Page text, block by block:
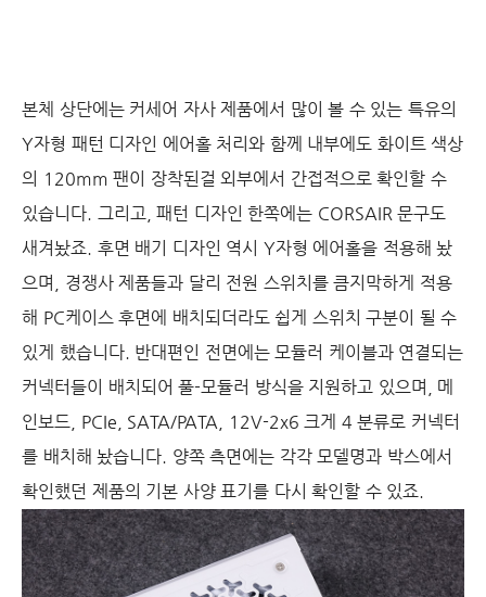
본체 상단에는 커세어 자사 제품에서 많이 볼 수 있는 특유의
Y자형 패턴 디자인 에어홀 처리와 함께 내부에도 화이트 색상
의 120mm 팬이 장착된걸 외부에서 간접적으로 확인할 수
있습니다. 그리고, 패턴 디자인 한쪽에는 CORSAIR 문구도
새겨놨죠. 후면 배기 디자인 역시 Y자형 에어홀을 적용해 놨
으며, 경쟁사 제품들과 달리 전원 스위치를 큼지막하게 적용
해 PC케이스 후면에 배치되더라도 쉽게 스위치 구분이 될 수
있게 했습니다. 반대편인 전면에는 모듈러 케이블과 연결되는
커넥터들이 배치되어 풀-모듈러 방식을 지원하고 있으며, 메
인보드, PCIe, SATA/PATA, 12V-2x6 크게 4 분류로 커넥터
를 배치해 놨습니다. 양쪽 측면에는 각각 모델명과 박스에서
확인했던 제품의 기본 사양 표기를 다시 확인할 수 있죠.